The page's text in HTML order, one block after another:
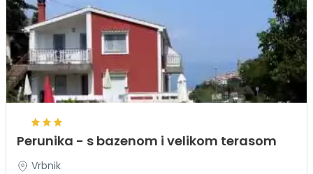
Perunika - s bazenom i velikom terasom
Vrbnik